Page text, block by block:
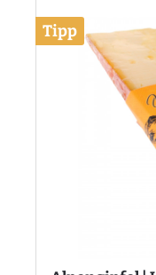
Tipp